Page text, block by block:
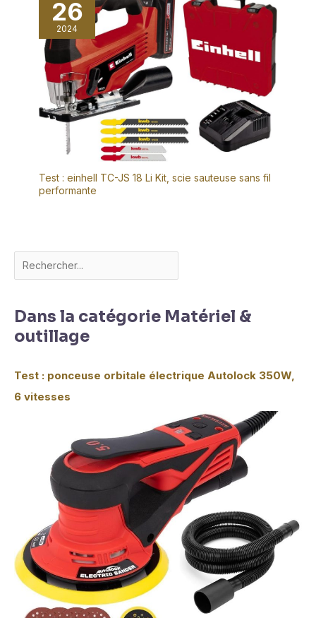
26
2024
Test : einhell TC-JS 18 Li Kit, scie sauteuse sans fil
performante
Dans la catégorie Matériel &
outillage
Test : ponceuse orbitale électrique Autolock 350W,
6 vitesses